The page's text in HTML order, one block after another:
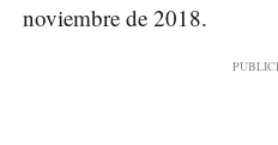
noviembre de 2018.